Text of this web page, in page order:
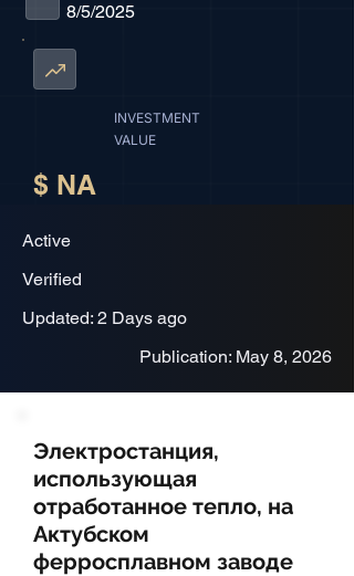
8/5/2025
INVESTMENT
VALUE
$ NA
Active
Verified
Updated: 2 Days ago
Publication: May 8, 2026
Электростанция,
использующая
отработанное тепло, на
Актубском
ферросплавном заводе